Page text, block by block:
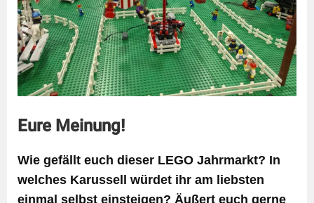
Eure Meinung!
Wie gefällt euch dieser LEGO Jahrmarkt? In
welches Karussell würdet ihr am liebsten
einmal selbst einsteigen? Äußert euch gerne